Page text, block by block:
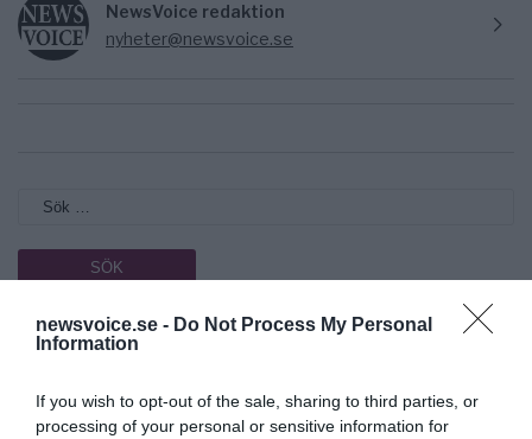
newsvoice.se - Do Not Process My Personal
Information
If you wish to opt-out of the sale, sharing to third parties, or
processing of your personal or sensitive information for
NewsVoice redaktion
nyheter@newsvoice.se
Prenumerera på vårt nyhetsbrev
Få NewsVoice nyhets-mail